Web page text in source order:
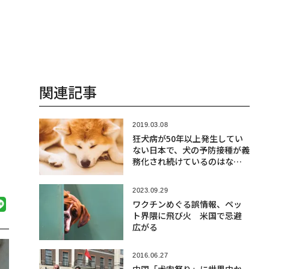
関連記事
2019.03.08
狂犬病が50年以上発生してい
ない日本で、犬の予防接種が義
務化され続けているのはな
2023.09.29
ワクチンめぐる誤情報、ペッ
ト界隈に飛び火 米国で忌避
広がる
2016.06.27